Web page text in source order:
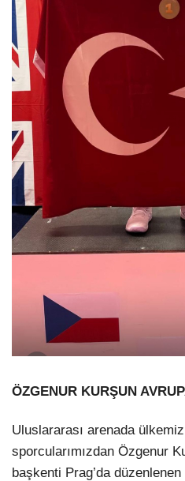
ÖZGENUR KURŞUN
Uluslararası arenada
sporcularımızdan Özgenur
başkenti Prag’da